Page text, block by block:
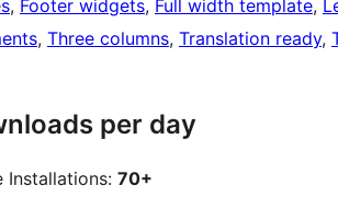
, Footer widgets, Full width template,
, Three columns, Translation ready,
per day
Installations: 70+